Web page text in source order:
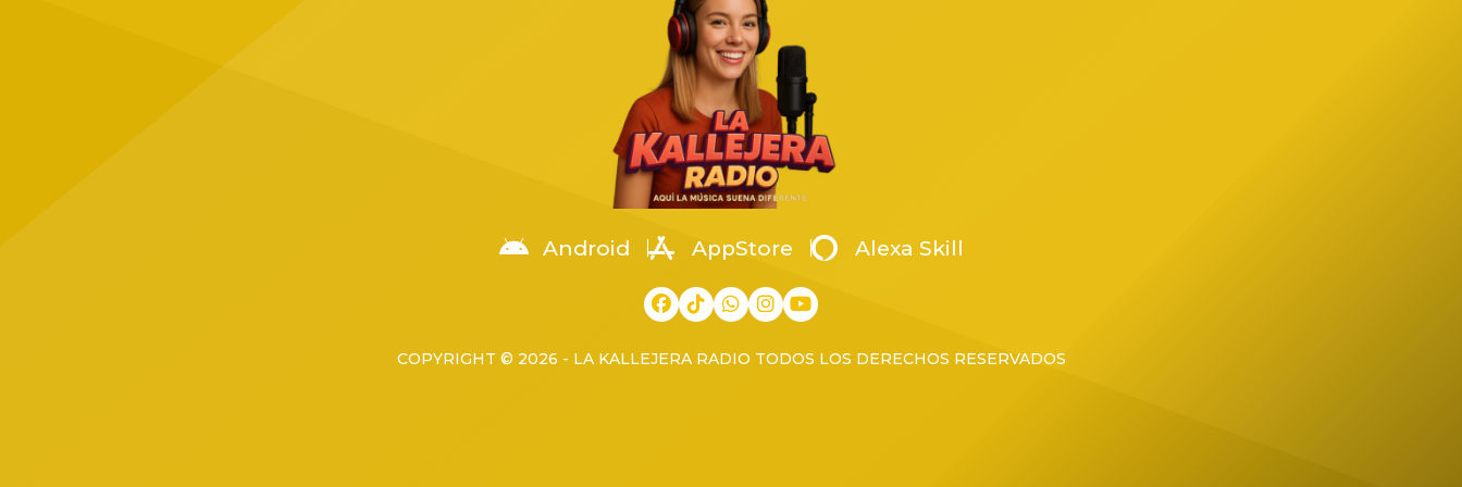
Tapatíos, cuando fue atacado por un
Android AppStore Alexa Skill
COPYRIGHT © 2026 - LA KALLEJERA RADIO TODOS LOS DERECHOS RESERVADOS